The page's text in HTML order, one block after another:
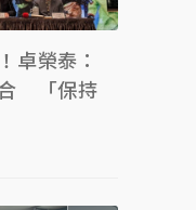
卓榮泰：
合 「保持